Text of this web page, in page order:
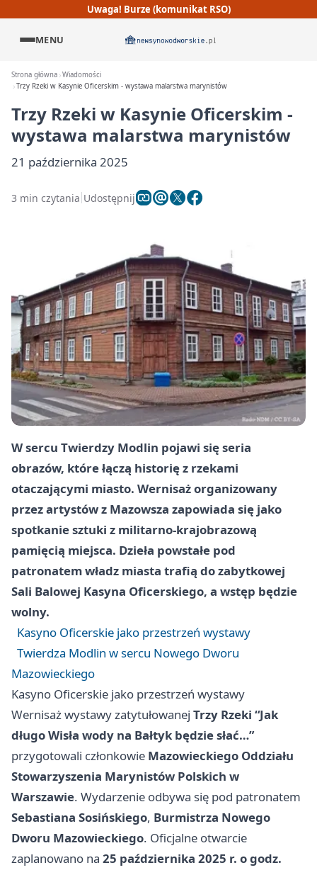
Uwaga! Burze (komunikat RSO)
MENU
Strona główna Wiadomości
Trzy Rzeki w Kasynie Oficerskim - wystawa malarstwa marynistów
Trzy Rzeki w Kasynie Oficerskim -
wystawa malarstwa marynistów
21 października 2025
3 min czytania Udostępnij
W sercu Twierdzy Modlin pojawi się seria
obrazów, które łączą historię z rzekami
otaczającymi miasto. Wernisaż organizowany
przez artystów z Mazowsza zapowiada się jako
spotkanie sztuki z militarno-krajobrazową
pamięcią miejsca. Dzieła powstałe pod
patronatem władz miasta trafią do zabytkowej
Sali Balowej Kasyna Oficerskiego, a wstęp będzie
wolny.
Kasyno Oficerskie jako przestrzeń wystawy
Twierdza Modlin w sercu Nowego Dworu
Mazowieckiego
Kasyno Oficerskie jako przestrzeń wystawy
Wernisaż wystawy zatytułowanej Trzy Rzeki “Jak
długo Wisła wody na Bałtyk będzie słać…”
przygotowali członkowie Mazowieckiego Oddziału
Stowarzyszenia Marynistów Polskich w
Warszawie. Wydarzenie odbywa się pod patronatem
Sebastiana Sosińskiego, Burmistrza Nowego
Dworu Mazowieckiego. Oficjalne otwarcie
zaplanowano na 25 października 2025 r. o godz.